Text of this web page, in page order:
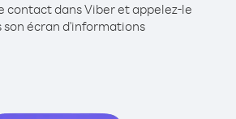
contact dans Viber et appelez-le
son écran d'informations